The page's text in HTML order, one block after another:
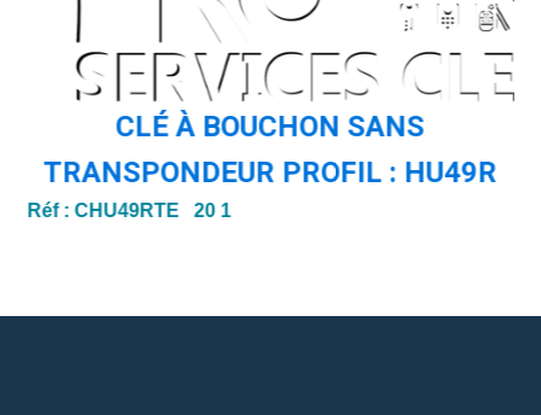
CLÉ À BOUCHON SANS
TRANSPONDEUR PROFIL : HU49R
Réf :CHU49RTE 20 1